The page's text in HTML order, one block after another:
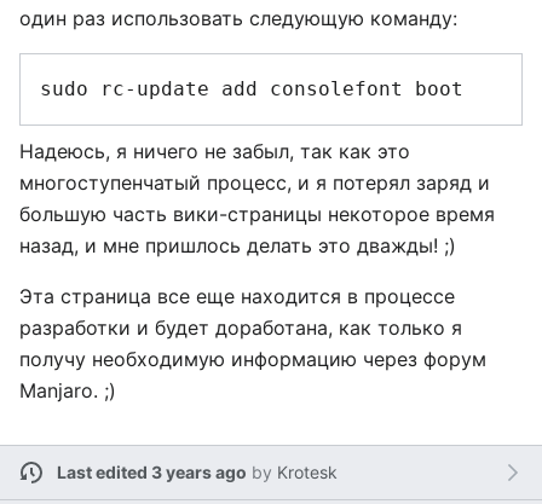
один раз использовать следующую команду:
Надеюсь, я ничего не забыл, так как это
многоступенчатый процесс, и я потерял заряд и
большую часть вики-страницы некоторое время
назад, и мне пришлось делать это дважды! ;)
Эта страница все еще находится в процессе
разработки и будет доработана, как только я
получу необходимую информацию через форум
Manjaro. ;)
Last edited 3 years ago by Krotesk